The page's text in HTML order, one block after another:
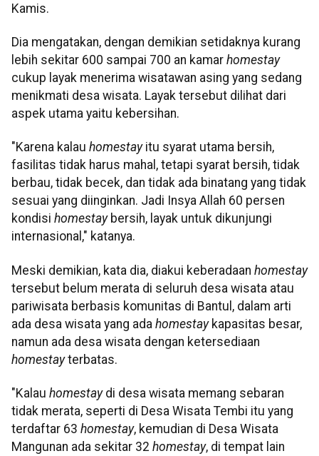
Kamis.
Dia mengatakan, dengan demikian setidaknya kurang
lebih sekitar 600 sampai 700 an kamar homestay
cukup layak menerima wisatawan asing yang sedang
menikmati desa wisata. Layak tersebut dilihat dari
aspek utama yaitu kebersihan.
"Karena kalau homestayitu syarat utama bersih,
fasilitas tidak harus mahal, tetapi syarat bersih, tidak
berbau, tidak becek, dan tidak ada binatang yang tidak
sesuai yang diinginkan. Jadi Insya Allah 60 persen
kondisi homestaybersih, layak untuk dikunjungi
internasional," katanya.
Meski demikian, kata dia, diakui keberadaan homestay
tersebut belum merata di seluruh desa wisata atau
pariwisata berbasis komunitas di Bantul, dalam arti
ada desa wisata yang ada homestaykapasitas besar,
namun ada desa wisata dengan ketersediaan
homestayterbatas.
"Kalau homestay di desa wisata memang sebaran
tidak merata, seperti di Desa Wisata Tembi itu yang
terdaftar 63 homestay, kemudian di Desa Wisata
Mangunan ada sekitar 32 homestay, di tempat lain